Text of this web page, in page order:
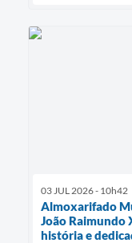
03 JUL 2026 - 10h42
Almoxarifado
João Raimundo
história e